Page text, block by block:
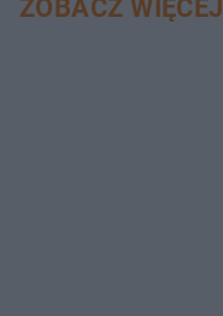
ZOBACZ WIĘCEJ